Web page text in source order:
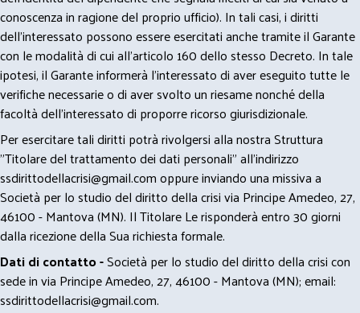
conoscenza in ragione del proprio ufficio). In tali casi, i diritti
dell’interessato possono essere esercitati anche tramite il Garante
con le modalità di cui all’articolo 160 dello stesso Decreto. In tale
ipotesi, il Garante informerà l’interessato di aver eseguito tutte le
verifiche necessarie o di aver svolto un riesame nonché della
facoltà dell’interessato di proporre ricorso giurisdizionale.
Per esercitare tali diritti potrà rivolgersi alla nostra Struttura
"Titolare del trattamento dei dati personali" all'indirizzo
ssdirittodellacrisi@gmail.comoppure inviando una missiva a
Società per lo studio del diritto della crisi via Principe Amedeo, 27,
46100 - Mantova (MN). Il Titolare Le risponderà entro 30 giorni
dalla ricezione della Sua richiesta formale.
Dati di contatto -Società per lo studio del diritto della crisi con
sede in via Principe Amedeo, 27, 46100 - Mantova (MN); email:
ssdirittodellacrisi@gmail.com.